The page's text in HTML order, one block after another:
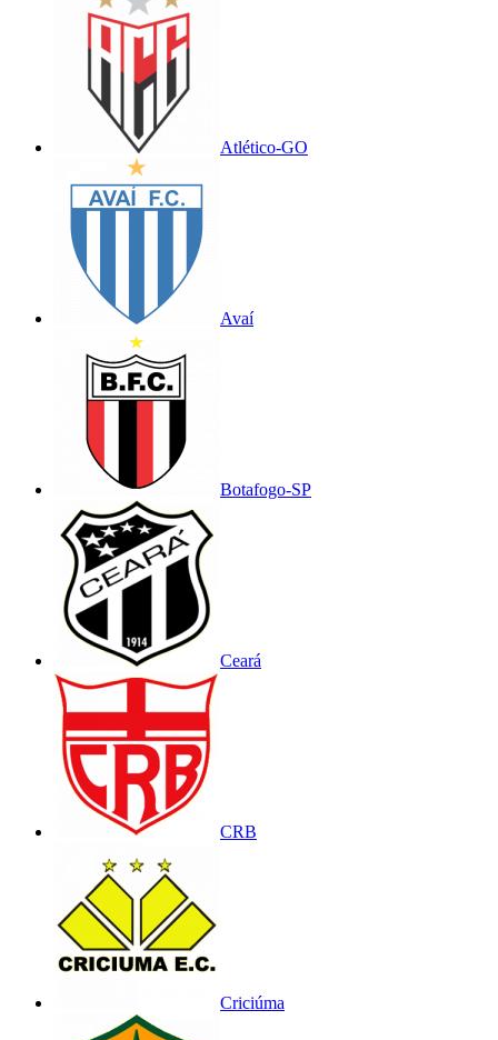
Atlético-GO
Avaí
Botafogo-SP
Ceará
CRB
Criciúma